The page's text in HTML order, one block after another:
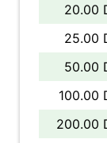
20.00
25.00
50.00
100.00
200.00